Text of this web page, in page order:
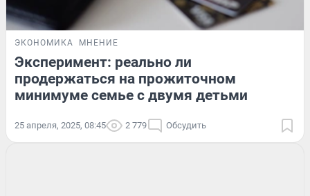
ЭКОНОМИКА МНЕНИЕ
Эксперимент: реально ли
продержаться на прожиточном
минимуме семье с двумя детьми
25 апреля, 2025, 08:45 2 779 Обсудить